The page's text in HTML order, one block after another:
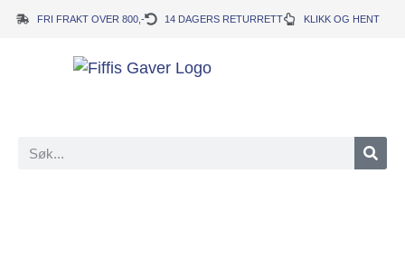
FRI FRAKT OVER 800,- 14 DAGERS RETURRETT KLIKK OG HENT